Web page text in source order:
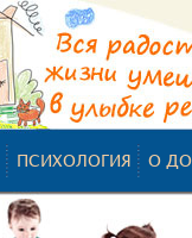
ПСИХОЛОГИЯ О